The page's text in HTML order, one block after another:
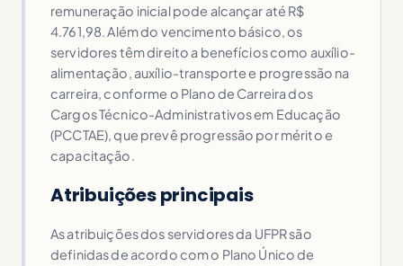
remuneração inicial pode alcançar até R$
4.761,98. Além do vencimento básico, os
servidores têm direito a benefícios como auxílio-
alimentação, auxílio-transporte e progressão na
carreira, conforme o Plano de Carreira dos
Cargos Técnico-Administrativos em Educação
(PCCTAE), que prevê progressão por mérito e
capacitação.
Atribuições principais
As atribuições dos servidores da UFPR são
definidas de acordo com o Plano Único de